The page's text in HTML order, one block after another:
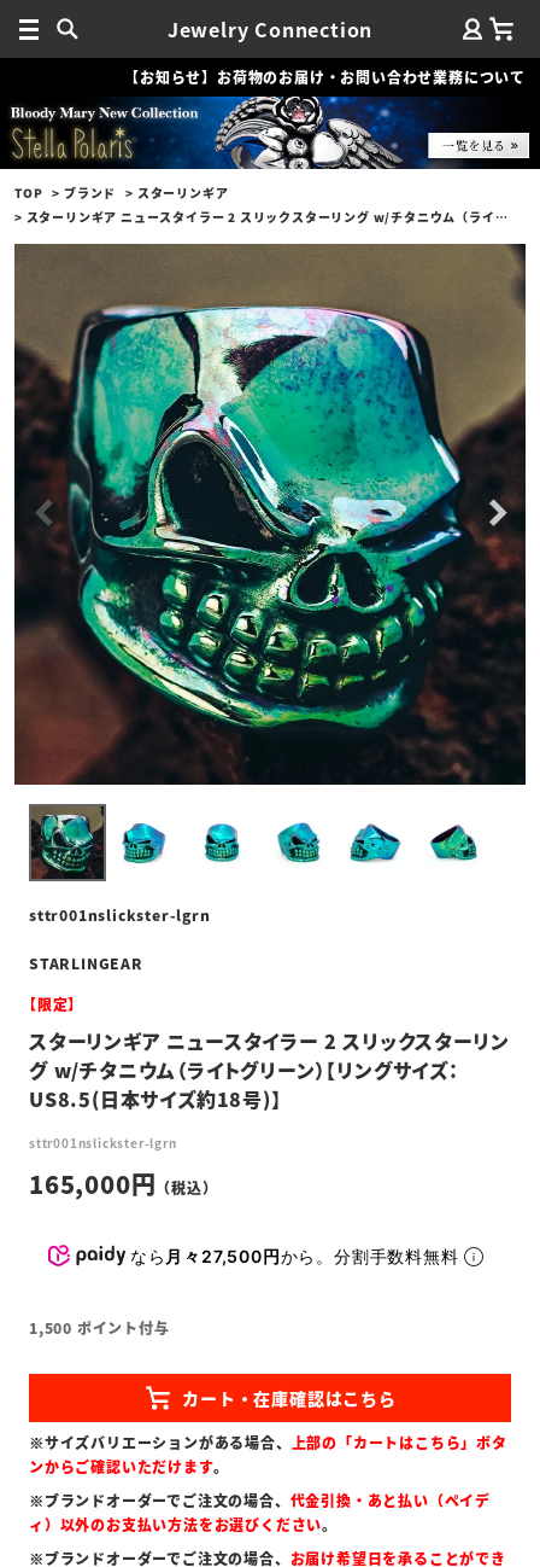
Jewelry Connection
【お知らせ】お荷物のお届け・お問い合わせ業務について
TOP ブランド
スターリンギア
スターリンギア ニュースタイラー 2 スリックスターリング w/チタニウム（ライトグリーン）【リングサイズ：US8.5(日本サイズ約18号)】
sttr001nslickster-lgrn
STARLINGEAR
【限定】
スターリンギア ニュースタイラー 2 スリックスターリン
グ w/チタニウム（ライトグリーン）【リングサイズ：
US8.5(日本サイズ約18号)】
sttr001nslickster-lgrn
165,000
なら 月々27,500円から。分割手数料無料
1,500 ポイント付与
※サイズバリエーションがある場合、 上部の「カートはこちら」ボタ
ンからご確認いただけます。
※ブランドオーダーでご注文の場合、 代金引換・あと払い（ペイデ
ィ）以外のお支払い方法をお選びください。
※ブランドオーダーでご注文の場合、 お届け希望日を承ることができ